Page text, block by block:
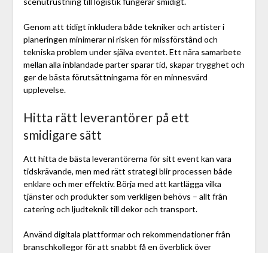
Genom att tidigt inkludera både tekniker och artister i
planeringen minimerar ni risken för missförstånd och
tekniska problem under själva eventet. Ett nära samarbete
mellan alla inblandade parter sparar tid, skapar trygghet och
ger de bästa förutsättningarna för en minnesvärd
upplevelse.
Hitta rätt leverantörer på ett
smidigare sätt
Att hitta de bästa leverantörerna för sitt event kan vara
tidskrävande, men med rätt strategi blir processen både
enklare och mer effektiv. Börja med att kartlägga vilka
tjänster och produkter som verkligen behövs – allt från
catering och ljudteknik till dekor och transport.
Använd digitala plattformar och rekommendationer från
branschkollegor för att snabbt få en överblick över